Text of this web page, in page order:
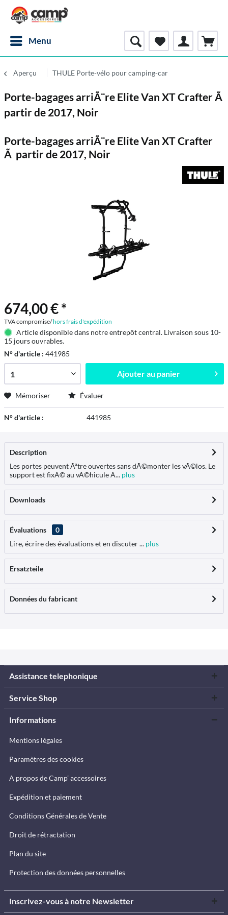
Menu
Aperçu THULE Porte-vélo pour camping-car
Porte-bagages arriÃ¨re Elite Van XT Crafter Ã
partir de 2017, Noir
Porte-bagages arriÃ¨re Elite Van XT Crafter
Ã partir de 2017, Noir
674,00 € *
TVA compromise/hors frais d'expédition
Article disponible dans notre entrepôt central. Livraison sous 10-
15 jours ouvrables.
N° d'article : 441985
Ajouter au panier
Mémoriser Évaluer
N° d'article : 441985
Description
Les portes peuvent Ãªtre ouvertes sans dÃ©monter les vÃ©los. Le
support est fixÃ© au vÃ©hicule Ã... plus
Downloads
Évaluations
0
Lire, écrire des évaluations et en discuter ... plus
Ersatzteile
Données du fabricant
Assistance telephonique
Service Shop
Informations
Mentions légales
Paramètres des cookies
A propos de Camp’ accessoires
Expédition et paiement
Conditions Générales de Vente
Droit de rétractation
Plan du site
Protection des données personnelles
Inscrivez-vous à notre Newsletter